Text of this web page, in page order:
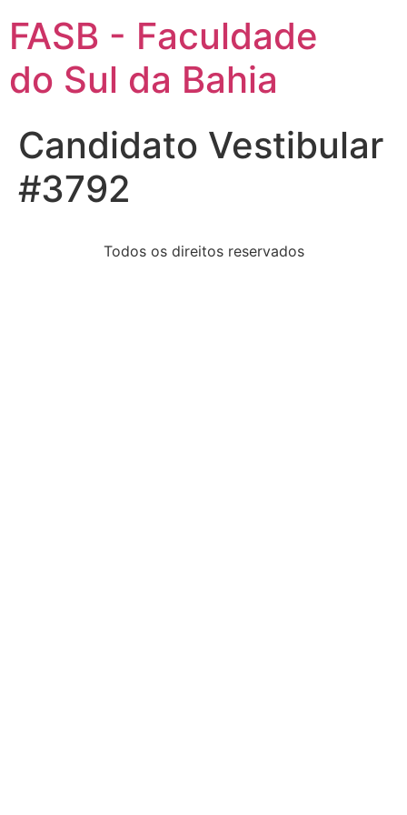
FASB - Faculdade
do Sul da Bahia
Candidato Vestibular
#3792
Todos os direitos reservados